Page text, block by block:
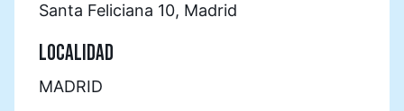
Santa Feliciana 10, Madrid
LOCALIDAD
MADRID